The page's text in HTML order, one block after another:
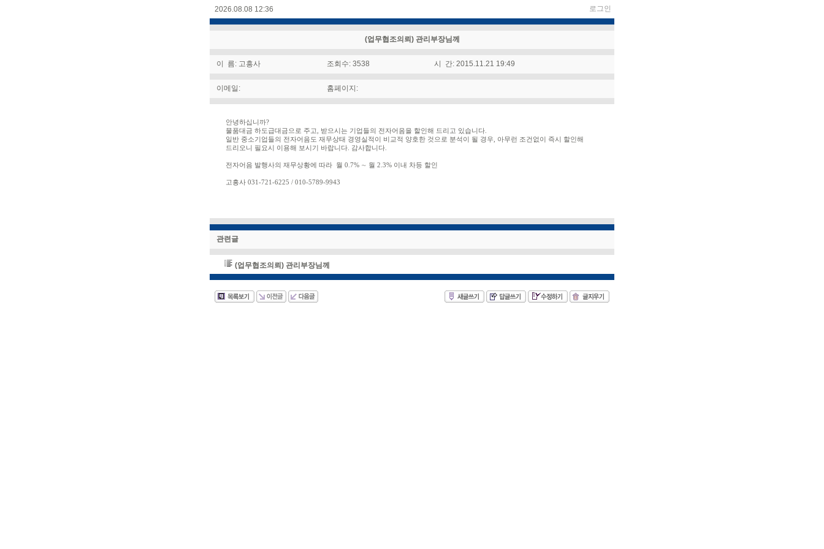
2026.08.08 12:36 로그인
(업무협조의뢰) 관리부장님께
이 름: 고흥사 조회수: 3538 시 간: 2015.11.21 19:49
이메일: 홈페이지:
안녕하십니까?
물품대금 하도급대금으로 주고 받으시는 기업들의 전자어음을 할인해 드리고 있습니다.
일반 중소기업들의 전자어음도 재무상태 경영실적이 비교적 양호한 것으로 분석이 될 경우
아무런 조건없이 즉시 할인해
드리오니 필요시 이용해 보시기 바랍니다. 감사합니다.
전자어음 발행사의 재무상황에 따라 월 0.7% ∼ 월 2.3% 이내 차등 할인
고흥사 031-721-6225 / 010-5789-9943
관련글
(업무협조의뢰) 관리부장님께